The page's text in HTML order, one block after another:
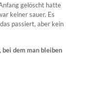
gelöscht hatte
keiner sauer. Es
passiert, aber kein
bei dem man bleiben